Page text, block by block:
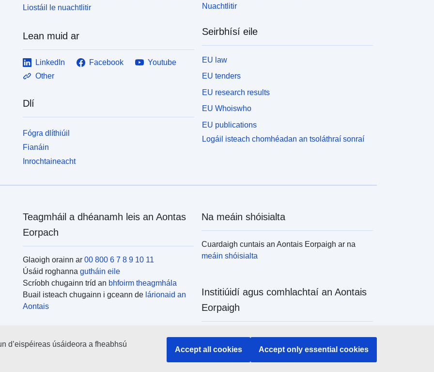
Liostáil le nuachtlitir
Lean muid ar
LinkedIn Facebook
Youtube
Other
Dlí
Fógra dlíthiúil
Fianáin
Inrochtaineacht
Nuachtlitir
Seirbhísí eile
EU law
EU tenders
EU research results
EU Whoiswho
EU publications
Logáil isteach chomhéadan an tsoláthraí sonraí
Teagmháil a dhéanamh leis an Aontas
Eorpach
Glaoigh orainn ar 00 800 6 7 8 9 10 11
Úsáid roghanna gutháin eile
Scríobh chugainn tríd an bhfoirm theagmhála
Buail isteach chugainn i gceann de lárionaid an
Aontais
Na meáin shóisialta
Cuardaigh cuntais an Aontais Eorpaigh ar na
meáin shóisialta
Institiúidí agus comhlachtaí an Aontais
Eorpaigh
uile de chuid an Aontais Eorpaigh
d’eispéireas úsáideora a fheabhsú
Accept all cookies Accept only essential cookies